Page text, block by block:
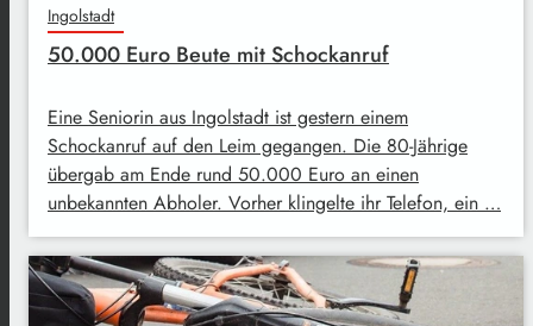
Ingolstadt
50.000 Euro Beute mit Schockanruf
Eine Seniorin aus Ingolstadt ist gestern einem
Schockanruf auf den Leim gegangen. Die 80-Jährige
übergab am Ende rund 50.000 Euro an einen
unbekannten Abholer. Vorher klingelte ihr Telefon, ein …